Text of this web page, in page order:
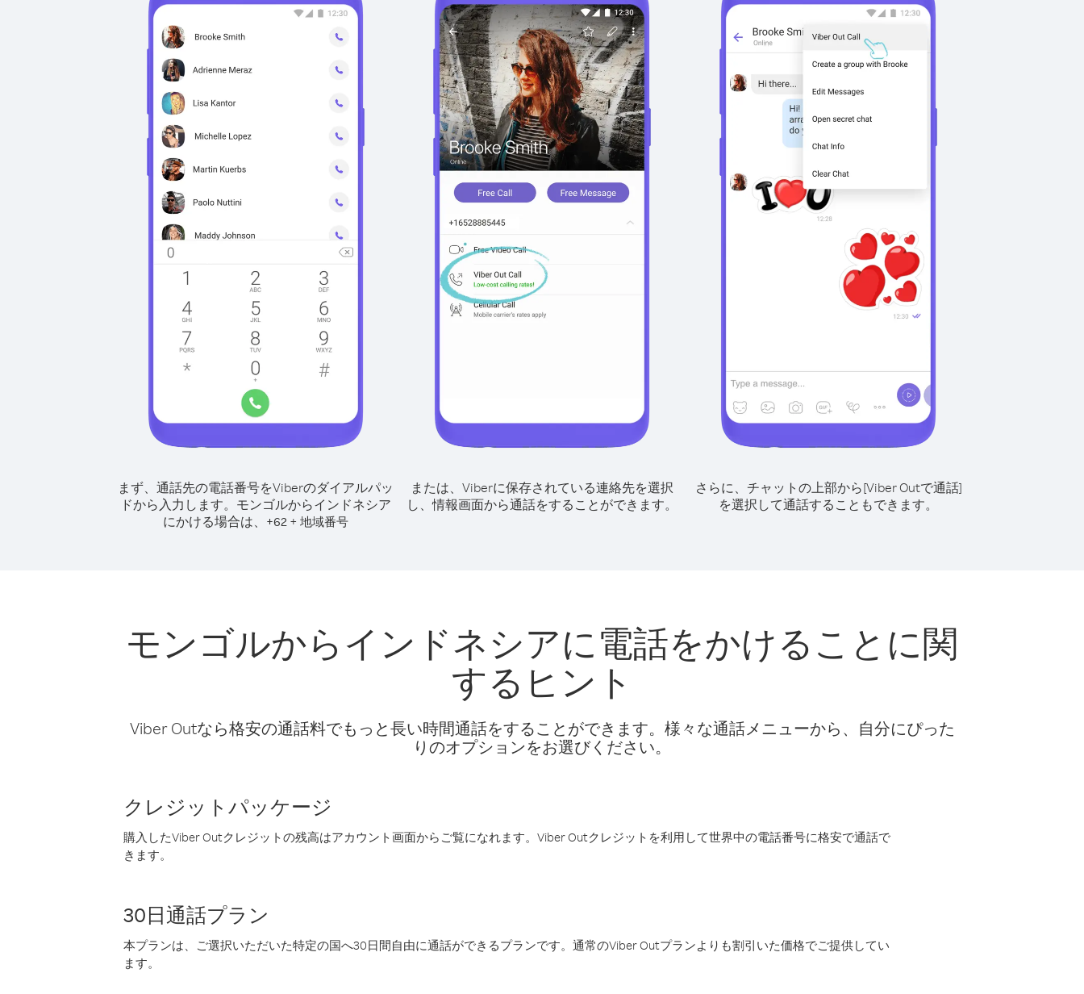
まず、通話先の電話番号をViberのダイアルパッ
ドから入力します。 モンゴルからインドネシア
にかける場合は、 +62 + 地域番号
または、Viberに保存されている連絡先を選択
し、情報画面から通話をすることができます。
さらに、チャットの上部から[Viber Outで通話]
を選択して通話することもできます。
モンゴルからインドネシアに電話をかけることに関
するヒント
Viber Outなら格安の通話料でもっと長い時間通話をすることができます。様々な通話メニューから、自分にぴった
りのオプションをお選びください。
クレジットパッケージ
購入したViber Outクレジットの残高はアカウント画面からご覧になれます。Viber Outクレジットを利用して世界中の電話番号に格安で通話で
きます。
30日通話プラン
本プランは、ご選択いただいた特定の国へ30日間自由に通話ができるプランです。通常のViber Outプランよりも割引いた価格でご提供してい
ます。